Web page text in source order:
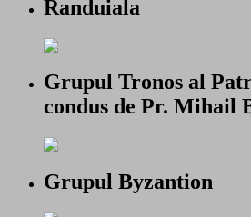
Randuiala
Grupul Tronos al
condus de Pr. Mihail
Grupul Byzantion